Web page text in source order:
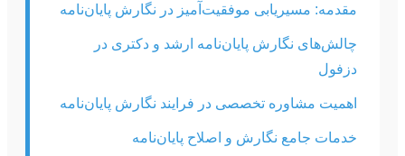
مقدمه: مسیریابی موفقیت‌آمیز در نگارش پایان‌نامه
چالش‌های نگارش پایان‌نامه ارشد و دکتری در
دزفول
اهمیت مشاوره تخصصی در فرایند نگارش پایان‌نامه
خدمات جامع نگارش و اصلاح پایان‌نامه